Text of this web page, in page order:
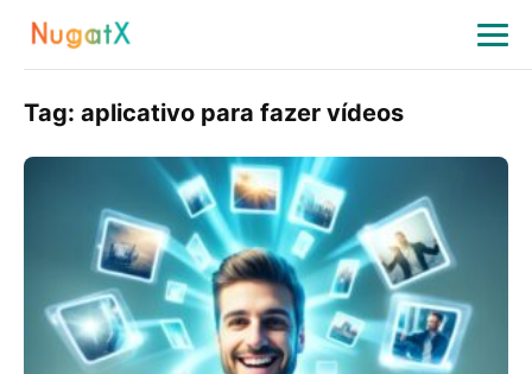
Tag: aplicativo para fazer vídeos